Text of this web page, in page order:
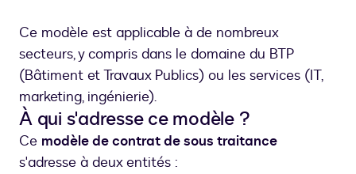
Ce modèle est applicable à de nombreux
secteurs, y compris dans le domaine du BTP
(Bâtiment et Travaux Publics) ou les services (IT,
marketing, ingénierie).
À qui s'adresse ce modèle ?
Ce modèle de contrat de sous traitance
s'adresse à deux entités :